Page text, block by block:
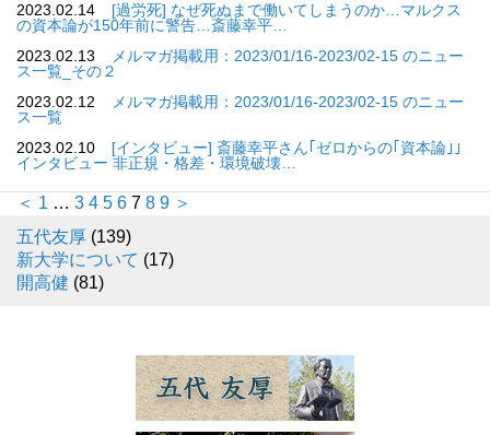
2023.02.14
[過労死] なぜ死ぬまで働いてしまうのか…マルクス
の資本論が150年前に警告…斎藤幸平…
2023.02.13
メルマガ掲載用：2023/01/16-2023/02-15 のニュー
ス一覧_その２
2023.02.12
メルマガ掲載用：2023/01/16-2023/02-15 のニュー
ス一覧
2023.02.10
[インタビュー] 斎藤幸平さん｢ゼロからの｢資本論｣｣
インタビュー 非正規・格差・環境破壊…
＜ 1 … 3 4 5 6 7 8 9 ＞
五代友厚 (139)
新大学について (17)
開高健 (81)